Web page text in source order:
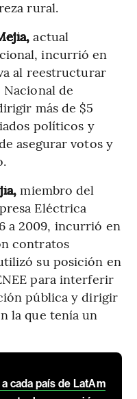
rural.
actual
incurrió en
al reestructurar
de
más de $5
políticos y
asegurar votos y
miembro del
Eléctrica
a 2009, incurrió en
contratos
su posición en
para interferir
pública y dirigir
la que tenía un
cada país de LatAm